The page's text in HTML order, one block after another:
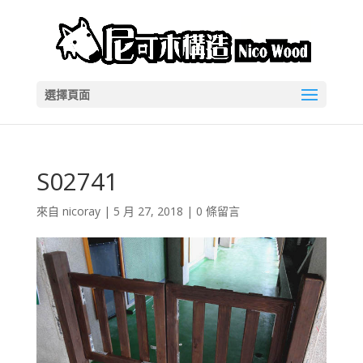
選擇頁面
S02741
來自 nicoray| 5 月 27, 2018 | 0 條留言